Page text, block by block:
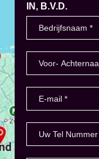
IN, B.V.D.